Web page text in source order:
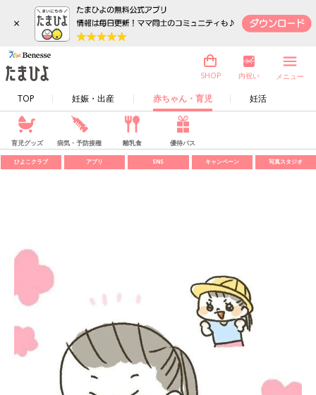
×
TOP 妊娠・出産 赤ちゃん・育児 妊活
SHOP 内祝い メニュー
育児グッズ 病気・予防接種 離乳食 優待パス
ひよこクラブ アプリ SNS キャンペーン 写真スタジオ